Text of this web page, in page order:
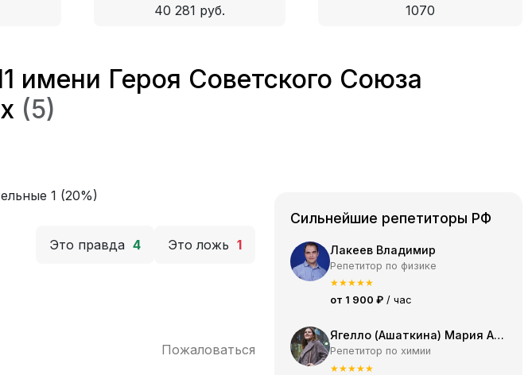
40 281 руб.
1070
имени Героя Советского Союза
(5)
1 (20%)
Это правда 4 Это ложь 1
Пожаловаться
Сильнейшие репетиторы РФ
Лакеев Владимир
Репетитор по физике
★★★★★
от 1 900 ₽ / час
Ягелло (Ашаткина) Мария Александровна
Репетитор по химии
★★★★★